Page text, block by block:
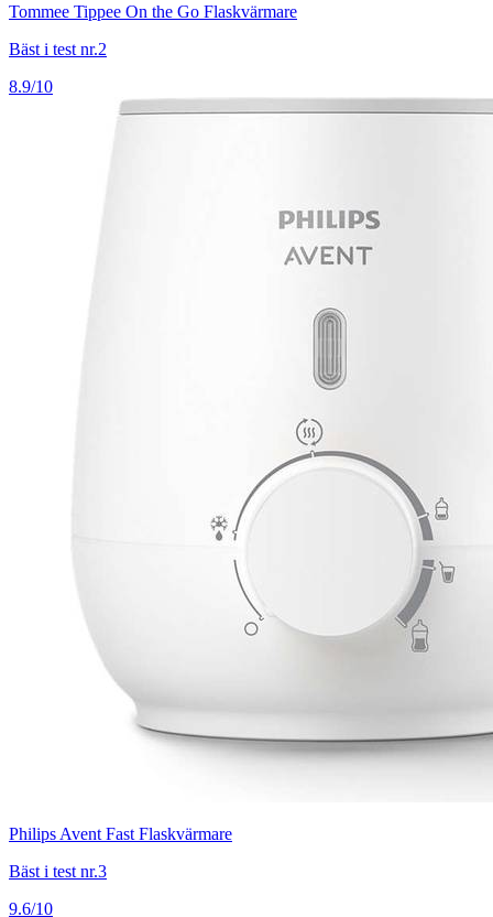
Tommee Tippee On the Go Flaskvärmare
Bäst i test nr.2
8.9/10
Philips Avent Fast Flaskvärmare
Bäst i test nr.3
9.6/10